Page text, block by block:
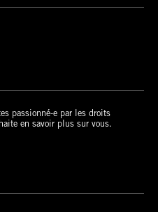
passionné-e par les droits
en savoir plus sur vous.